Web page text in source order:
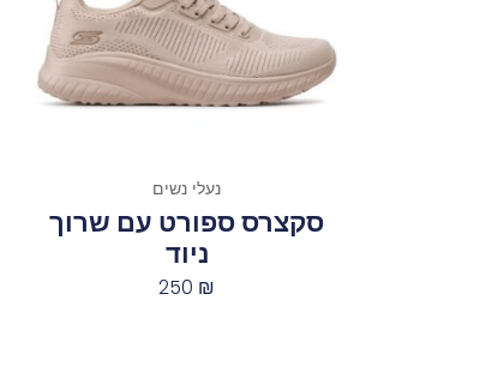
נעלי נשים
סקצרס ספורט עם שרוך
ניוד
250 ₪